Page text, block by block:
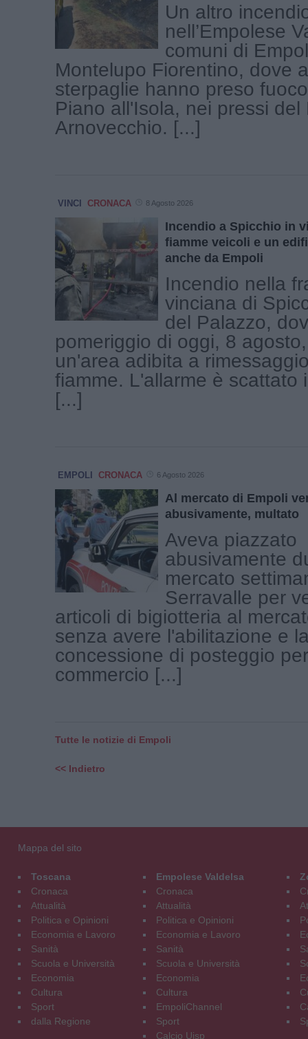
Un altro
nell’Empolese
comuni di
Montelupo Fiorentino, dove
sterpaglie hanno preso
Piano all'Isola, nei pressi del
Arnovecchio. [...]
VINCI CRONACA 8 Agosto 2026
Incendio a Spicchio in
fiamme veicoli e un
anche da Empoli
Incendio nella
vinciana di
del Palazzo,
pomeriggio di oggi, 8
un'area adibita a
fiamme. L'allarme è scattato
[...]
EMPOLI CRONACA 6 Agosto 2026
Al mercato di Empoli
abusivamente, multato
Aveva piazzato
abusivamente
mercato
Serravalle per
articoli di bigiotteria al
senza avere l'abilitazione e
concessione di posteggio
commercio [...]
Tutte le notizie di Empoli
<< Indietro
Mappa del sito
Toscana
Cronaca
Attualità
Politica e Opinioni
Economia e Lavoro
Sanità
Scuola e Università
Economia
Cultura
Sport
dalla Regione
Empolese Valdelsa
Cronaca
Attualità
Politica e Opinioni
Economia e Lavoro
Sanità
Scuola e Università
Economia
Cultura
EmpoliChannel
Sport
Calcio Uisp